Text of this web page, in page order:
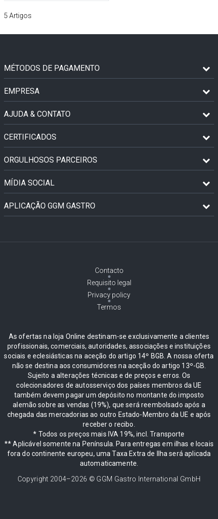
5 Artigos
MÉTODOS DE PAGAMENTO
EMPRESA
AJUDA & CONTATO
CERTIFICADOS
ORGULHOSOS PARCEIROS
MÍDIA SOCIAL
APLICAÇÃO GGM GASTRO
Contacto
Requisito legal
Privacy policy
Termos
As ofertas na loja Online destinam-se exclusivamente a clientes
profissionais, comerciais, autoridades, associações e instituições
sociais e eclesiásticas na aceção do artigo 14º BGB. A nossa oferta
não se destina aos consumidores na aceção do artigo 13º-GB.
Sujeito a alterações técnicas e de preços e erros. Os
colecionadores de autosserviço dos países membros da UE
também devem pagar um depósito no montante do imposto
alemão sobre as vendas (19%), que será reembolsado após a
chegada das mercadorias ao outro Estado-Membro da UE e após
receber o recibo.
* Todos os preços mais IVA 19%, incl. Transporte
** Aplicável somente na Península. Para entregas em ilhas e locais
fora do continente europeu, uma Taxa Extra de Ilha será aplicada
automaticamente.
Copyright 2004–2026 © GGM Gastro International GmbH